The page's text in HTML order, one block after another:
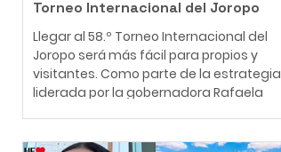
Torneo Internacional del Joropo
Llegar al 58.º Torneo Internacional del
Joropo será más fácil para propios y
visitantes. Como parte de la estrategia
liderada por la gobernadora Rafaela
fiesta cultural del Llano, la Gobernación